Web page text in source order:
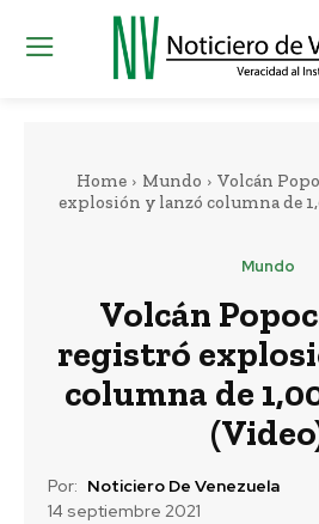
Home Mundo
Volcán
explosión y lanzó columna de
Mundo
Volcán
registró
columna de
Por: Noticiero De Venezuela
14 septiembre 2021